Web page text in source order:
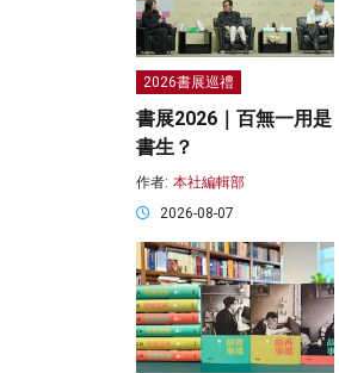
2026書展巡禮
書展2026｜百無一用是
書生？
作者: 本社編輯部
2026-08-07